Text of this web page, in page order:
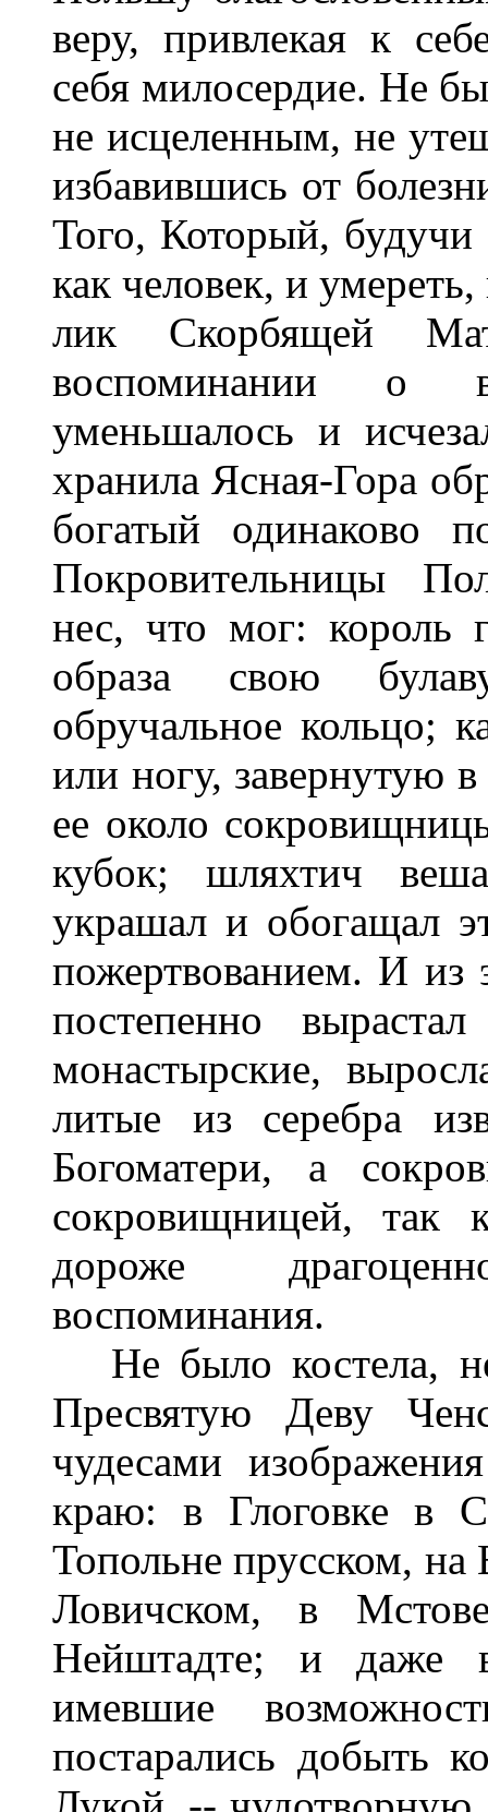
веру, привлекая к
себя милосердие. Не
не исцеленным, не
избавившись от
Того, Который, будучи
как человек, и
лик Скорбящей
воспоминании о
уменьшалось и
хранила Ясная-Гора
богатый одинаково
Покровительницы
нес, что мог: король
образа свою
обручальное кольцо;
или ногу, завернутую
ее около
кубок; шляхтич
украшал и обогащал
пожертвованием. И из
постепенно
монастырские,
литые из серебра
Богоматери, а
сокровищницей, так
дороже
воспоминания.
Не было костела,
Пресвятую Деву
чудесами
краю: в Глоговке в
Топольне прусском,
Ловичском, в
Нейштадте; и даже
имевшие
постарались добыть